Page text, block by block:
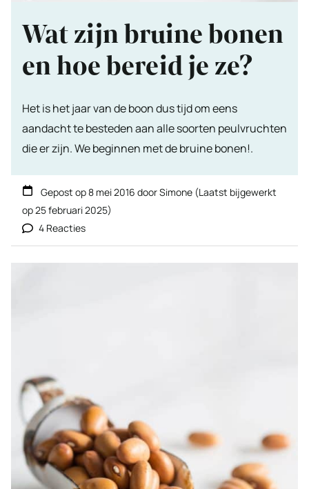
Wat zijn bruine bonen
en hoe bereid je ze?
Het is het jaar van de boon dus tijd om eens
aandacht te besteden aan alle soorten peulvruchten
die er zijn. We beginnen met de bruine bonen!.
Gepost op8 mei 2016 doorSimone (Laatst bijgewerkt
op25 februari 2025)
4 Reacties